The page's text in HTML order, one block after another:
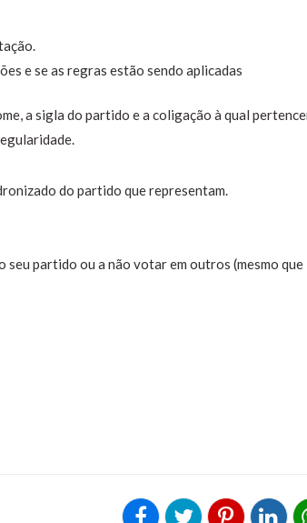
e se as regras estão sendo aplicadas
a sigla do partido e a coligação à qual
do partido que representam.
partido ou a não votar em outros (mesmo que